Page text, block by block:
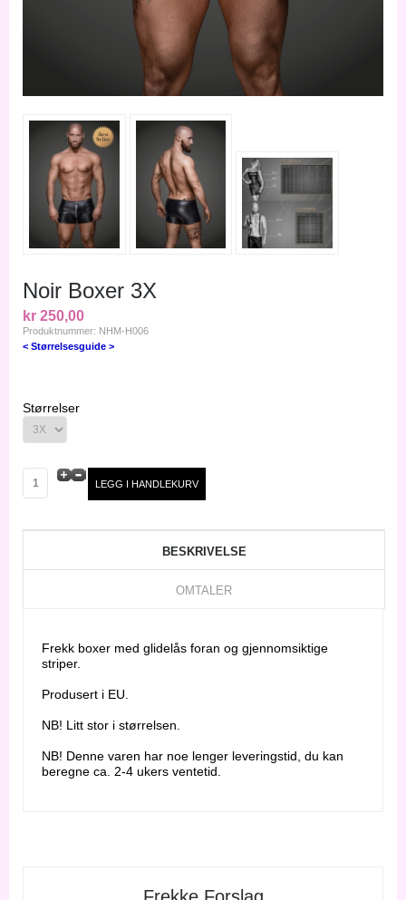
Noir Boxer 3X
kr 250,00
Produktnummer: NHM-H006
< Størrelsesguide >
Størrelser
BESKRIVELSE
OMTALER
Frekk boxer med glidelås foran og gjennomsiktige
striper.
Produsert i EU.
NB! Litt stor i størrelsen.
NB! Denne varen har noe lenger leveringstid, du kan
beregne ca. 2-4 ukers ventetid.